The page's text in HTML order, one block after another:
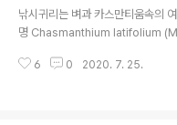
풀밭으로 들어가서 옷에 닿지 않도
강아지풀은 한자로 狗尾草(강아지
다. 수크령의 꽃말은 "가을의 향연"
낚시귀리는 벼과 카스만티움속의
명 Chasmanthium latifolium
만티움속 └ 낚시귀리 다른이름 낚
6 0 2020. 7. 25.